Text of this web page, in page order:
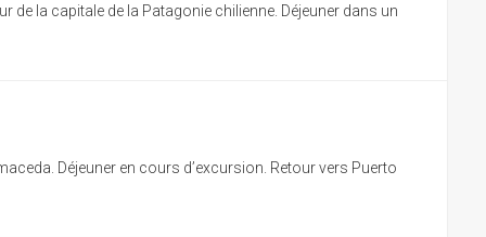
de la capitale de la Patagonie chilienne. Déjeuner dans un
Déjeuner en cours d’excursion. Retour vers Puerto